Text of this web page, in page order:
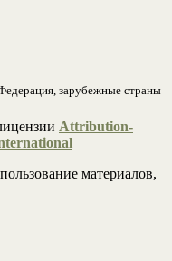
зарубежные страны
Attribution-
материалов,